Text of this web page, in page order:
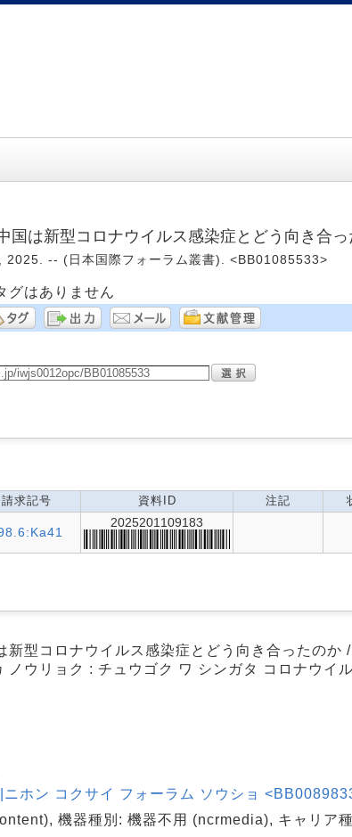
国は新型コロナウイルス感染症とどう向き合
2025. -- (日本国際フォーラム叢書). <BB01085533>
グはありません
請求記号 資料ID 注記
2025201109183
新型コロナウイルス感染症とどう向き合ったのか
ノウリョク : チュウゴク ワ シンガタ コロナウイ
ニホン コクサイ フォーラム ソウショ
機器種別: 機器不用 (ncrmedia), キャリア